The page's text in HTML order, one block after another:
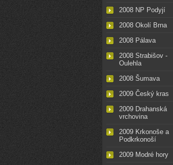
2008 NP Podyjí
2008 Okolí Brna
2008 Pálava
2008 Strabišov -
Oulehla
2008 Šumava
2009 Český kras
2009 Drahanská
vrchovina
2009 Krkonoše a
Podkrkonoší
2009 Modré hory